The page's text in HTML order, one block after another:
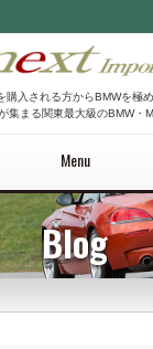
購入される方からBMWを極
集まる関東最大級のBMW・
Menu
Blog